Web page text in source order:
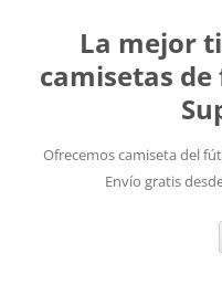
La mejor
camisetas de
Ofrecemos camiseta del
Envío gratis